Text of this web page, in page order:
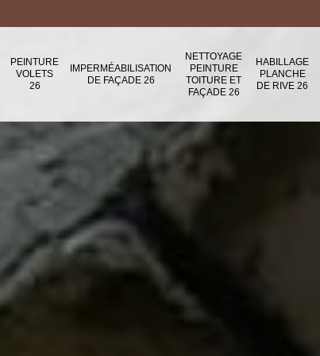
PEINTURE
VOLETS
26
IMPERMÉABILISATION
DE FAÇADE 26
NETTOYAGE
PEINTURE
TOITURE ET
FAÇADE 26
HABILLAGE
PLANCHE
DE RIVE 26